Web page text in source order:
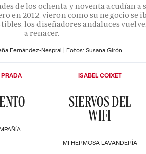
de los ochenta y noventa acudían a
en 2012, vieron como su negocio se
los diseñadores andaluces
a renacer.
Fernández-Nespral | Fotos: Susana Girón
MI HERMOSA LAVANDERÍA
SIERVOS DEL
WIFI
ISABEL COIXET